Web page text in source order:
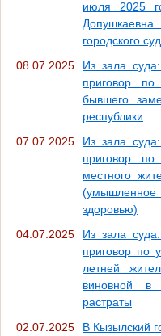
июля 2025
городского
08.07.2025
Из зала
приговор
бывшего
республики
07.07.2025
Из зала
приговор
местного
здоровью)
04.07.2025
Из зала
приговор по
летней
виновной в
растраты
02.07.2025
В Кызылский